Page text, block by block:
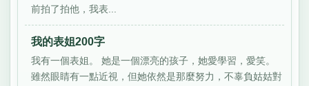
前拍了拍他，我表...
我的表姐200字
我有一個表姐。 她是一個漂亮的孩子，她愛學習，愛笑。
雖然眼睛有一點近視，但她依然是那麼努力，不辜負姑姑對